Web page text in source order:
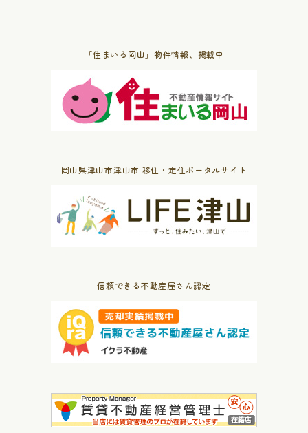
「住まいる岡山」物件情報、掲載中
岡山県津山市津山市 移住・定住ポータルサイト
信頼できる不動産屋さん認定